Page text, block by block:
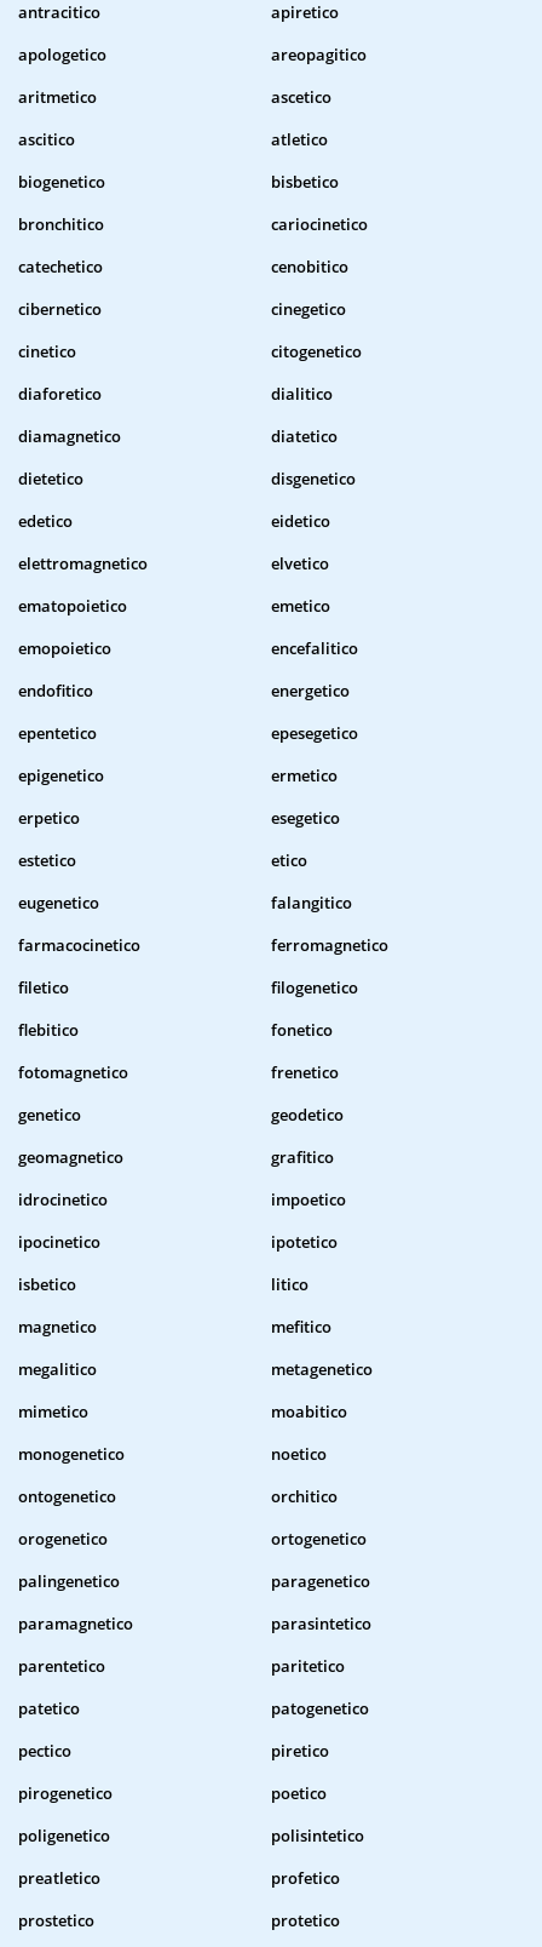
antracitico
apiretico
apologetico
areopagitico
aritmetico
ascetico
ascitico
atletico
biogenetico
bisbetico
bronchitico
cariocinetico
catechetico
cenobitico
cibernetico
cinegetico
cinetico
citogenetico
diaforetico
dialitico
diamagnetico
diatetico
dietetico
disgenetico
edetico
eidetico
elettromagnetico
elvetico
ematopoietico
emetico
emopoietico
encefalitico
endofitico
energetico
epentetico
epesegetico
epigenetico
ermetico
erpetico
esegetico
estetico
etico
eugenetico
falangitico
farmacocinetico
ferromagnetico
filetico
filogenetico
flebitico
fonetico
fotomagnetico
frenetico
genetico
geodetico
geomagnetico
grafitico
idrocinetico
impoetico
ipocinetico
ipotetico
isbetico
litico
magnetico
mefitico
megalitico
metagenetico
mimetico
moabitico
monogenetico
noetico
ontogenetico
orchitico
orogenetico
ortogenetico
palingenetico
paragenetico
paramagnetico
parasintetico
parentetico
paritetico
patetico
patogenetico
pectico
piretico
pirogenetico
poetico
poligenetico
polisintetico
preatletico
profetico
prostetico
protetico